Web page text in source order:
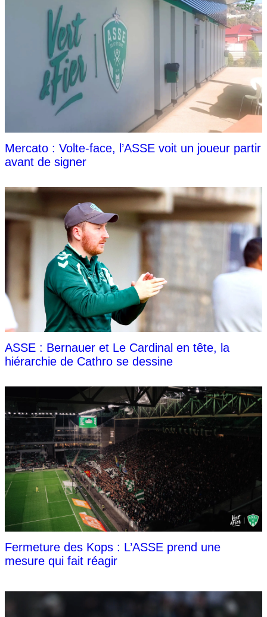
Mercato : Volte-face, l’ASSE voit un joueur partir
avant de signer
ASSE : Bernauer et Le Cardinal en tête, la
hiérarchie de Cathro se dessine
Fermeture des Kops : L’ASSE prend une
mesure qui fait réagir